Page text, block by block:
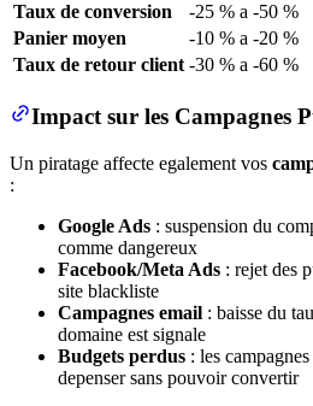
Taux de conversion
-25 % a -50 %
Panier moyen
-10 % a -20 %
Taux de retour client -30 % a -60 %
Impact sur les Campagnes
Un piratage affecte egalement vos
:
Google Ads : suspension du
comme dangereux
Facebook/Meta Ads : rejet des
site blackliste
Campagnes email : baisse du
domaine est signale
Budgets perdus : les
depenser sans pouvoir convertir